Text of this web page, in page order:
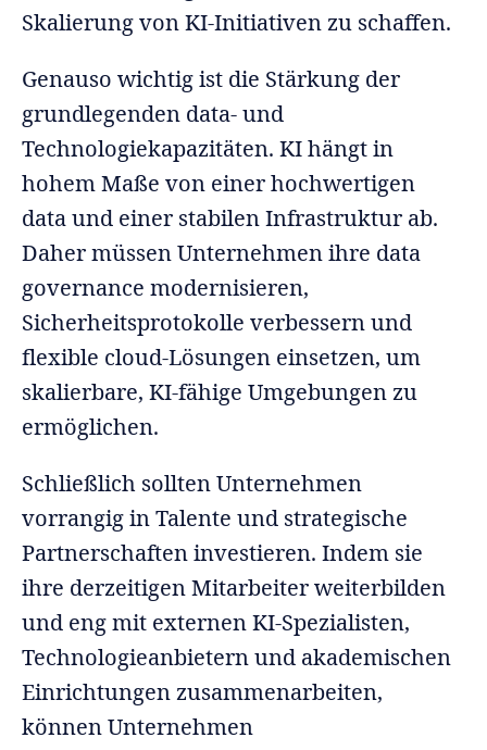
Skalierung von KI-Initiativen zu schaffen.
Genauso wichtig ist die Stärkung der
grundlegenden data- und
Technologiekapazitäten. KI hängt in
hohem Maße von einer hochwertigen
data und einer stabilen Infrastruktur ab.
Daher müssen Unternehmen ihre data
governance modernisieren,
Sicherheitsprotokolle verbessern und
flexible cloud-Lösungen einsetzen, um
skalierbare, KI-fähige Umgebungen zu
ermöglichen.
Schließlich sollten Unternehmen
vorrangig in Talente und strategische
Partnerschaften investieren. Indem sie
ihre derzeitigen Mitarbeiter weiterbilden
und eng mit externen KI-Spezialisten,
Technologieanbietern und akademischen
Einrichtungen zusammenarbeiten,
können Unternehmen